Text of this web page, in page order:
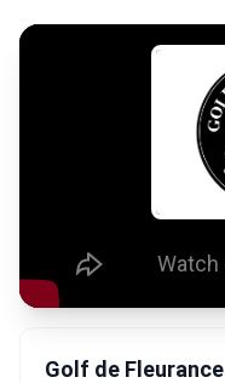
Golf de Fleurance